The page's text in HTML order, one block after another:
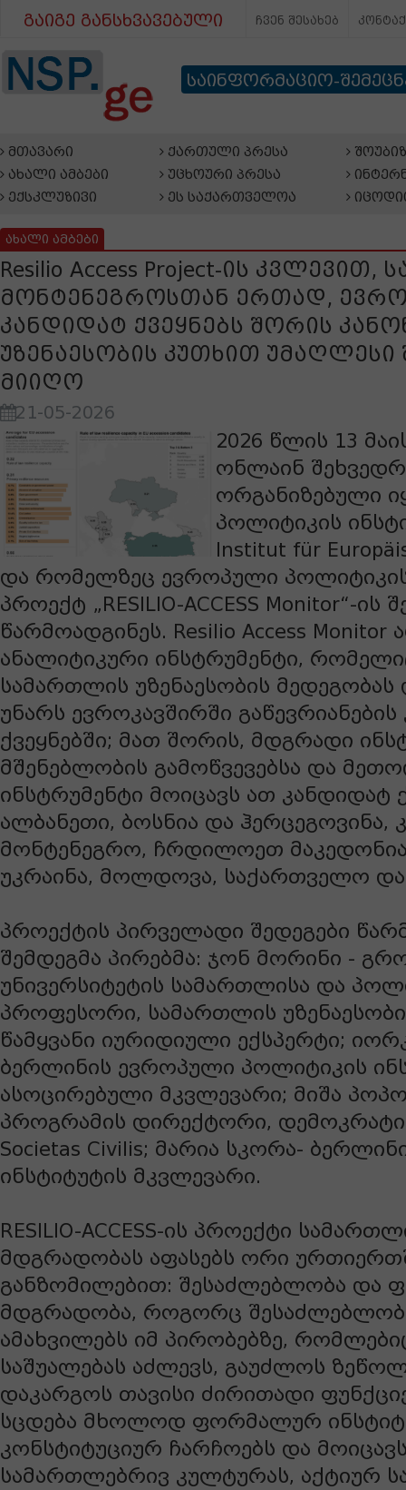
გაიგე განსხვავებული ჩვენ შესახებ
საინფორმაციო-
მთავარი
ახალი ამბები
ექსკლუზივი
ქართული პრესა
უცხოური პრესა
ეს საქართველოა
ახალი ამბები
Resilio Access Project-ის
მონტენეგროსთან ერთად,
კანდიდატ ქვეყნებს შორის
უზენაესობის კუთხით უმაღლესი
მიიღო
21-05-2026
2026 წლის 13
ონლაინ
ორგანიზებული
პოლიტიკის
Institut für
და რომელზეც ევროპული პოლიტიკის
პროექტ „RESILIO-ACCESS Monitor“-ის
წარმოადგინეს. Resilio Access Monitor
ანალიტიკური ინსტრუმენტი,
სამართლის უზენაესობის მედეგობას
უნარს ევროკავშირში
ქვეყნებში; მათ შორის, მდგრადი
მშენებლობის გამოწვევებსა და
ინსტრუმენტი მოიცავს ათ კანდიდატ
ალბანეთი, ბოსნია და ჰერცეგოვინა,
მონტენეგრო, ჩრდილოეთ
უკრაინა, მოლდოვა, საქართველო
პროექტის პირველადი შედეგები
შემდეგმა პირებმა: ჯონ მორინი -
უნივერსიტეტის სამართლისა და
პროფესორი, სამართლის
წამყვანი იურიდიული ექსპერტი;
ბერლინის ევროპული პოლიტიკის
ასოცირებული მკვლევარი; მიშა
პროგრამის დირექტორი,
Societas Civilis; მარია სკორა-
ინსტიტუტის მკვლევარი.
RESILIO-ACCESS-ის პროექტი
მდგრადობას აფასებს ორი
განზომილებით: შესაძლებლობა და
მდგრადობა, როგორც
ამახვილებს იმ პირობებზე,
საშუალებას აძლევს, გაუძლოს
დაკარგოს თავისი ძირითადი
სცდება მხოლოდ ფორმალურ
კონსტიტუციურ ჩარჩოებს და
სამართლებრივ კულტურას, აქტიურ